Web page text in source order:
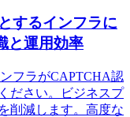
するインフラに
と運用効率
フラがCAPTCHA認
ださい。ビジネスプ
削減します。高度な